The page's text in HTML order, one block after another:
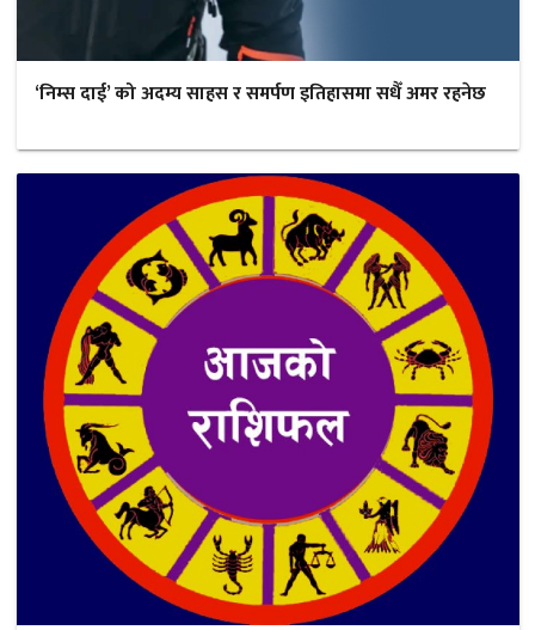
‘निम्स दाई’ को अदम्य साहस र समर्पण इतिहासमा सधैँ अमर रहनेछ